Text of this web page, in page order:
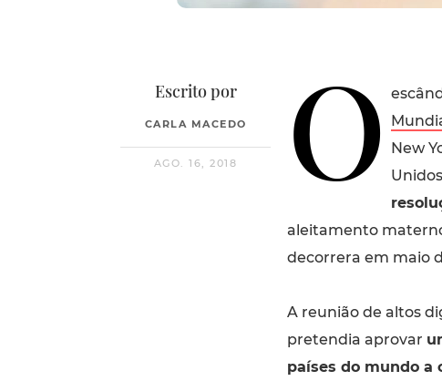
Escrito por
CARLA MACEDO
AGO. 16, 2018 O
New
aleitamento
decorrera em maio
A reunião de altos
pretendia aprovar
países do mundo a